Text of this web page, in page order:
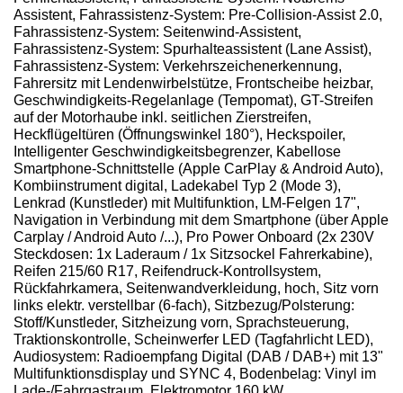
Assistent, Fahrassistenz-System: Pre-Collision-Assist 2.0,
Fahrassistenz-System: Seitenwind-Assistent,
Fahrassistenz-System: Spurhalteassistent (Lane Assist),
Fahrassistenz-System: Verkehrszeichenerkennung,
Fahrersitz mit Lendenwirbelstütze, Frontscheibe heizbar,
Geschwindigkeits-Regelanlage (Tempomat), GT-Streifen
auf der Motorhaube inkl. seitlichen Zierstreifen,
Heckflügeltüren (Öffnungswinkel 180°), Heckspoiler,
Intelligenter Geschwindigkeitsbegrenzer, Kabellose
Smartphone-Schnittstelle (Apple CarPlay & Android Auto),
Kombiinstrument digital, Ladekabel Typ 2 (Mode 3),
Lenkrad (Kunstleder) mit Multifunktion, LM-Felgen 17",
Navigation in Verbindung mit dem Smartphone (über Apple
Carplay / Android Auto /...), Pro Power Onboard (2x 230V
Steckdosen: 1x Laderaum / 1x Sitzsockel Fahrerkabine),
Reifen 215/60 R17, Reifendruck-Kontrollsystem,
Rückfahrkamera, Seitenwandverkleidung, hoch, Sitz vorn
links elektr. verstellbar (6-fach), Sitzbezug/Polsterung:
Stoff/Kunstleder, Sitzheizung vorn, Sprachsteuerung,
Traktionskontrolle, Scheinwerfer LED (Tagfahrlicht LED),
Audiosystem: Radioempfang Digital (DAB / DAB+) mit 13"
Multifunktionsdisplay und SYNC 4, Bodenbelag: Vinyl im